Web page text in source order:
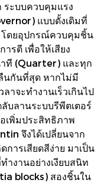
ระบบควบคุมแรง
แบบดั้งเดิมที่
โดยอุปกรณ์ควบคุมชิ้น
รตี เพื่อให้เสียง
าที (Quarter) และทุก
นกันที่สุด หากไม่มี
จะทำงานเร็วเกินไป
บลานระบบรีพีตเตอร์
เพิ่มประสิทธิภาพ
จึงได้เปลี่ยนจาก
การเสียดสีง่าย มาเป็น
ำงานอย่างเงียบสนิท
blocks) สองชิ้นใน